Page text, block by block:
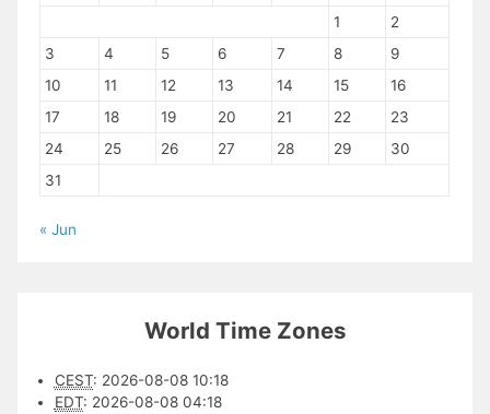
1
2
3
4 5 6 7 8
9
10
11 12 13 14 15
16
17
18 19 20 21 22
23
24
25 26 27 28 29
30
31
« Jun
World Time Zones
CEST: 2026-08-08 10:18
EDT: 2026-08-08 04:18